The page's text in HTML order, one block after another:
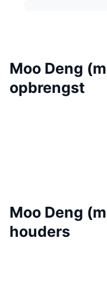
Moo Deng
opbrengst
Moo Deng
houders